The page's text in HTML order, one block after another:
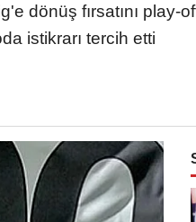
dönüş fırsatını play-
istikrarı tercih etti